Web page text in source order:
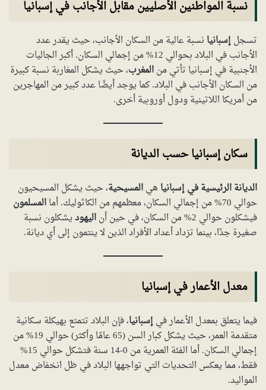
نسبة المواطنين الأصليين مقابل الأجانب في إسبانيا
تسجلإسبانيا نسبة عالية من السكان الأجانب، حيث يقدر عدد
الأجانب في البلاد بحوالي 12% من إجمالي السكان. أكبر الجاليات
الأجنبية في إسبانيا تأتي منالمغرب، حيث يشكل المغاربة نسبة كبيرة
من السكان الأجانب في البلاد. كما يوجد أيضًا عدد كبير من المهاجرين
من أمريكا اللاتينية ودول أوروبية أخرى.
سكان إسبانيا حسب الديانة
الديانة الرئيسية في إسبانيا هيالمسيحية، حيث يشكل المسيحيون
حوالي 70% من إجمالي السكان، معظمهم من الكاثوليك. أما
المسلمون
فيشكلون حوالي 2% من السكان، في حين أن
اليهوديشكلون نسبة
صغيرة جدًا، بينما تزداد أعداد الأفراد الذين لا ينتمون إلى أي ديانة.
معدل الأعمار في إسبانيا
فيما يتعلق بمعدل الأعمار فيإسبانيا، فإن البلاد تتمتع بهيكلة سكانية
متقدمة العمر، حيث يشكل كبار السن (65 عامًا وأكثر) حوالي 19% من
إجمالي السكان. أما الفئة العمرية من 0-14 سنة فتشكل حوالي 15%
فقط، مما يعكس التحديات التي تواجهها البلاد في ظل انخفاض معدل
المواليد.